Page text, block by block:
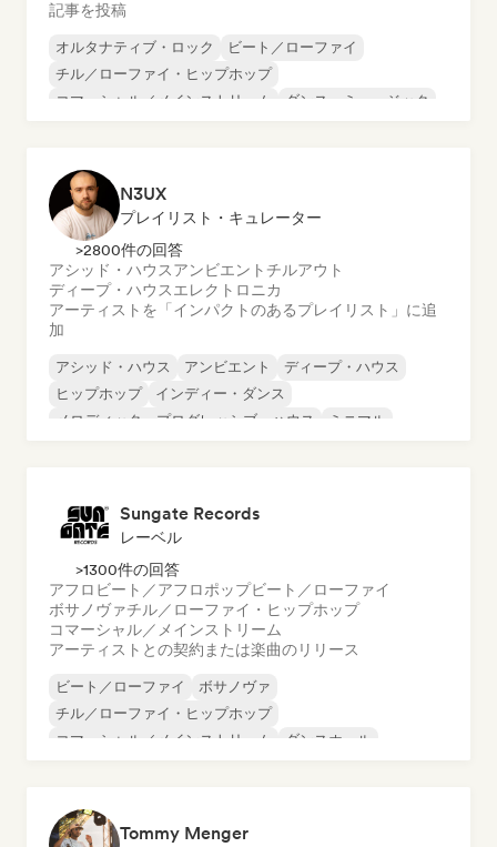
記事を投稿
オルタナティブ・ロック
ビート／ローファイ
チル／ローファイ・ヒップホップ
コマーシャル／メインストリーム
ダンス・ミュージック
N3UX
プレイリスト・キュレーター
>2800件の回答
アシッド・ハウスアンビエント チルアウト
ディープ・ハウスエレクトロニカ
アーティストを「インパクトのあるプレイリスト」に追
加
アシッド・ハウス アンビエント
ディープ・ハウス
ヒップホップ
インディー・ダンス
メロディック・プログレッシブ・ハウス
ミニマル
Sungate Records
レーベル
>1300件の回答
アフロビート／アフロポップビート／ローファイ
ボサノヴァチル／ローファイ・ヒップホップ
コマーシャル／メインストリーム
アーティストとの契約または楽曲のリリース
ビート／ローファイ
ボサノヴァ
チル／ローファイ・ヒップホップ
コマーシャル／メインストリーム
ダンスホール
Tommy Menger